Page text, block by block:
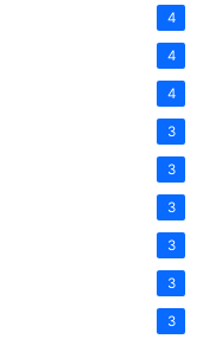
4
4
4
3
3
3
3
3
3